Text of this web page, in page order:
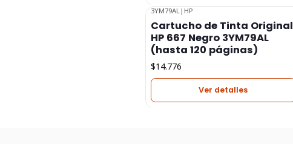
3YM79AL | HP
Cartucho de Tinta Original
HP 667 Negro 3YM79AL
(hasta 120 páginas)
$14.776
Ver detalles